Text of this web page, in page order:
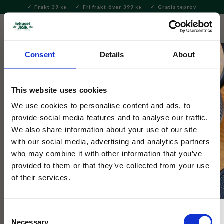
Consent Details About
This website uses cookies
We use cookies to personalise content and ads, to
provide social media features and to analyse our traffic.
We also share information about your use of our site
with our social media, advertising and analytics partners
who may combine it with other information that you’ve
provided to them or that they’ve collected from your use
of their services.
Necessary
Meny
Frakt 39 KR Fri frakt över 399 KR Gratis teprov
Te Löste Ört-te
Tehuset Java
Hälsote Sweet Chocolate 16
Tepåsar
16 st pyramidtepåsar med Sweet Chocolate, ett grönt te med
sötsyrliga hallon och choklad.